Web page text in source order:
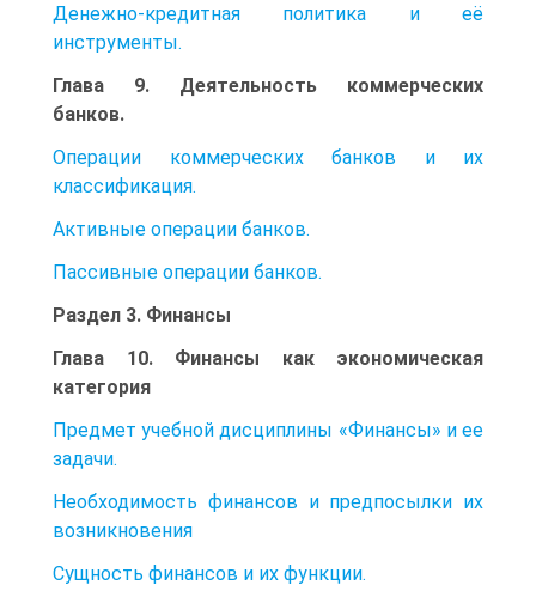
Денежно-кредитная политика и её
инструменты.
Глава 9. Деятельность коммерческих
банков.
Операции коммерческих банков и их
классификация.
Активные операции банков.
Пассивные операции банков.
Раздел 3. Финансы
Глава 10. Финансы как экономическая
категория
Предмет учебной дисциплины «Финансы» и ее
задачи.
Необходимость финансов и предпосылки их
возникновения
Сущность финансов и их функции.